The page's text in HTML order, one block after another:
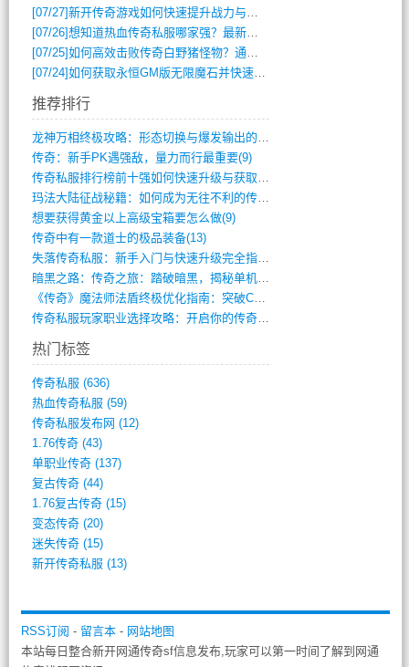
[07/27]新开传奇游戏如何快速提升战力与获取稀有装备？
[07/26]想知道热血传奇私服哪家强？最新排行榜攻略全解析
[07/25]如何高效击败传奇白野猪怪物？通关技巧全解析
[07/24]如何获取永恒GM版无限魔石并快速提升战力？
推荐排行
龙神万相终极攻略：形态切换与爆发输出的艺(411)
传奇：新手PK遇强敌，量力而行最重要(9)
传奇私服排行榜前十强如何快速升级与获取稀(744)
玛法大陆征战秘籍：如何成为无往不利的传奇(10)
想要获得黄金以上高级宝箱要怎么做(9)
传奇中有一款道士的极品装备(13)
失落传奇私服：新手入门与快速升级完全指南(895)
暗黑之路：传奇之旅：踏破暗黑，揭秘单机传(355)
《传奇》魔法师法盾终极优化指南：突破CD(316)
传奇私服玩家职业选择攻略：开启你的传奇之(15)
热门标签
传奇私服 (636)
热血传奇私服 (59)
传奇私服发布网 (12)
1.76传奇(43)
单职业传奇(137)
复古传奇(44)
1.76复古传奇(15)
变态传奇(20)
迷失传奇(15)
新开传奇私服 (13)
RSS订阅 - 留言本- 网站地图
本站每日整合新开网通传奇sf信息发布,玩家可以第一时间了解到网通